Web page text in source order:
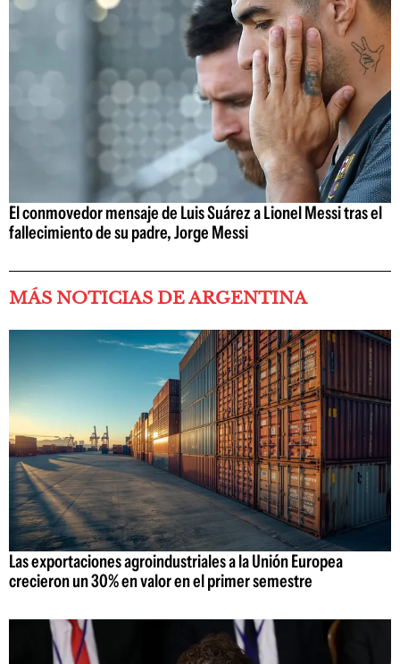
El conmovedor mensaje de Luis Suárez a Lionel Messi tras el
fallecimiento de su padre, Jorge Messi
MÁS NOTICIAS DE ARGENTINA
Las exportaciones agroindustriales a la Unión Europea
crecieron un 30% en valor en el primer semestre